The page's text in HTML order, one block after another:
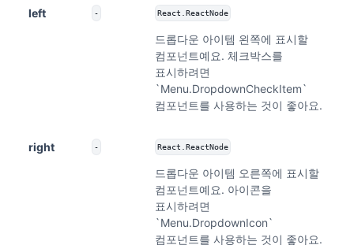
left - React.ReactNode
드롭다운 아이템 왼쪽에 표시할
컴포넌트예요. 체크박스를
표시하려면
`Menu.DropdownCheckItem`
컴포넌트를 사용하는 것이 좋아요.
right - React.ReactNode
드롭다운 아이템 오른쪽에 표시할
컴포넌트예요. 아이콘을
표시하려면
`Menu.DropdownIcon`
컴포넌트를 사용하는 것이 좋아요.